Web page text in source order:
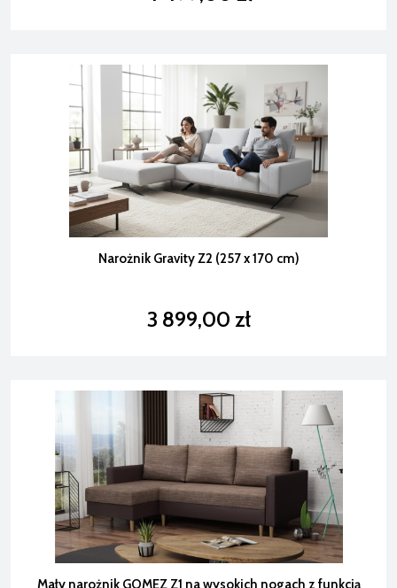
Narożnik Gravity Z2 (257 x 170 cm)
3 899,00 zł
Mały narożnik GOMEZ Z1 na wysokich nogach z funkcją